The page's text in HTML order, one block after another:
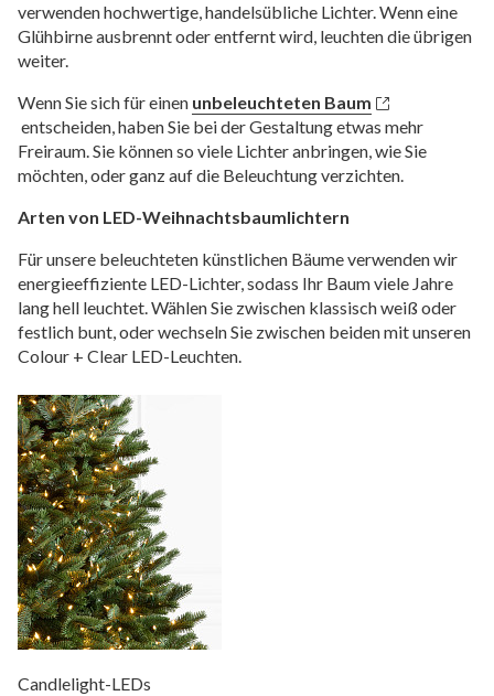
verwenden hochwertige, handelsübliche Lichter. Wenn eine
Glühbirne ausbrennt oder entfernt wird, leuchten die übrigen
weiter.
Wenn Sie sich für einen unbeleuchteten Baum
entscheiden, haben Sie bei der Gestaltung etwas mehr
Freiraum. Sie können so viele Lichter anbringen, wie Sie
möchten, oder ganz auf die Beleuchtung verzichten.
Arten von LED-Weihnachtsbaumlichtern
Für unsere beleuchteten künstlichen Bäume verwenden wir
energieeffiziente LED-Lichter, sodass Ihr Baum viele Jahre
lang hell leuchtet. Wählen Sie zwischen klassisch weiß oder
festlich bunt, oder wechseln Sie zwischen beiden mit unseren
Colour + Clear LED-Leuchten.
Candlelight-LEDs